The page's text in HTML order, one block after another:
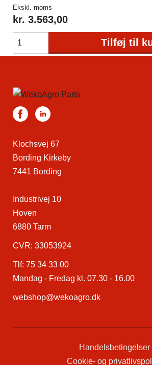
Ekskl. moms
kr. 3.563,00
Tilføj til
Klochsvej 67
Bording Kirkeby
7441 Bording
Industrivej 10
Hoven
6880 Tarm
CVR: 33053924
Tlf: 75 34 33 00
Mandag - Fredag kl. 07.30 - 16.00
webshop@wekoagro.dk
Handelsbetingelser
Cookie- og